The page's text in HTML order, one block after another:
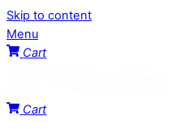
Skip to content
Menu
Cart
Cart